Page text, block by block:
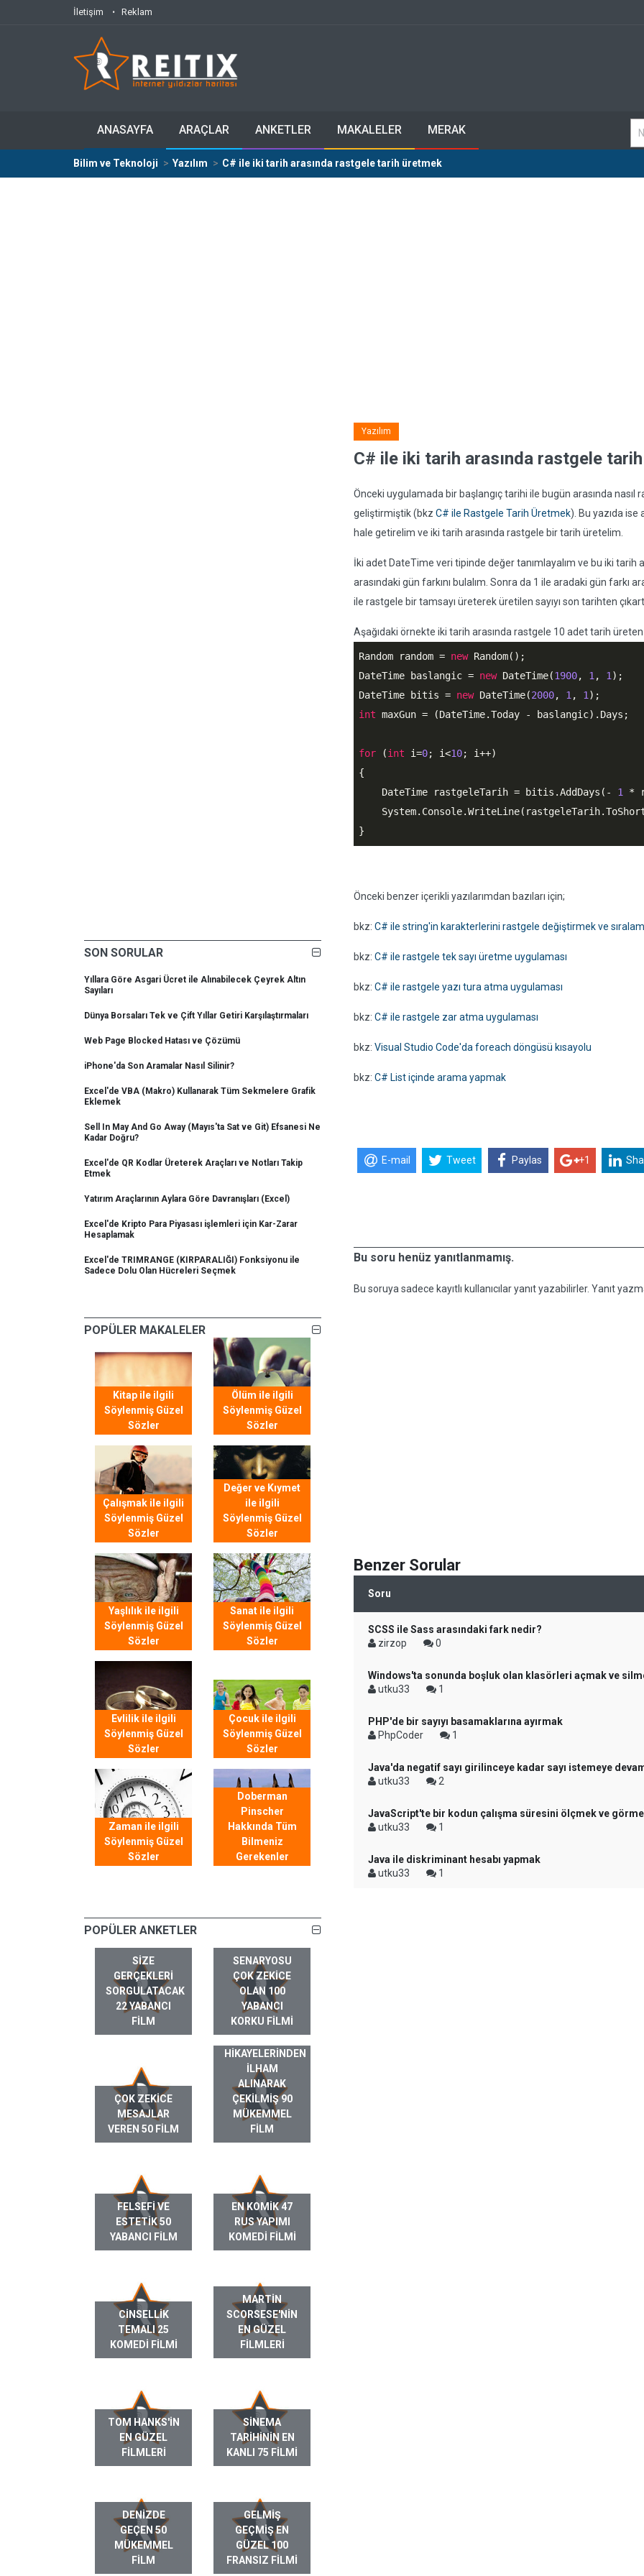
İletişim Reklam
ANASAYFA ARAÇLAR ANKETLER MAKALELER MERAK
Bilim ve Teknoloji Yazılım C# ile iki tarih arasında rastgele tarih üretmek
SON SORULAR
Yıllara Göre Asgari Ücret ile Alınabilecek Çeyrek Altın
Sayıları
Dünya Borsaları Tek ve Çift Yıllar Getiri Karşılaştırmaları
Web Page Blocked Hatası ve Çözümü
iPhone'da Son Aramalar Nasıl Silinir?
Excel'de VBA (Makro) Kullanarak Tüm Sekmelere Grafik
Eklemek
Sell In May And Go Away (Mayıs'ta Sat ve Git) Efsanesi Ne
Kadar Doğru?
Excel'de QR Kodlar Üreterek Araçları ve Notları Takip
Etmek
Yatırım Araçlarının Aylara Göre Davranışları (Excel)
Excel'de Kripto Para Piyasası işlemleri için Kar-Zarar
Hesaplamak
Excel'de TRIMRANGE (KIRPARALIĞI) Fonksiyonu ile
Sadece Dolu Olan Hücreleri Seçmek
POPÜLER MAKALELER
Kitap ile ilgili
Söylenmiş Güzel
Sözler
Ölüm ile ilgili
Söylenmiş Güzel
Sözler
Çalışmak ile ilgili
Söylenmiş Güzel
Sözler
Değer ve Kıymet
ile ilgili
Söylenmiş Güzel
Sözler
Yaşlılık ile ilgili
Söylenmiş Güzel
Sözler
Sanat ile ilgili
Söylenmiş Güzel
Sözler
Evlilik ile ilgili
Söylenmiş Güzel
Sözler
Çocuk ile ilgili
Söylenmiş Güzel
Sözler
Zaman ile ilgili
Söylenmiş Güzel
Sözler
Doberman
Pinscher
Hakkında Tüm
Bilmeniz
Gerekenler
POPÜLER ANKETLER
SIZE
GERÇEKLERI
SORGULATACAK
22 YABANCI
FILM
SENARYOSU
ÇOK ZEKICE
OLAN 100
YABANCI
KORKU FILMI
ÇOK ZEKICE
MESAJLAR
VEREN 50 FILM
GERÇEK HAYAT
HIKAYELERINDEN
ILHAM
ALINARAK
ÇEKILMIŞ 90
MÜKEMMEL
FILM
FELSEFI VE
ESTETIK 50
YABANCI FILM
EN KOMIK 47
RUS YAPIMI
KOMEDI FILMI
CINSELLIK
TEMALI 25
KOMEDI FILMI
MARTIN
SCORSESE'NIN
EN GÜZEL
FILMLERI
TOM HANKS'IN
EN GÜZEL
FILMLERI
SINEMA
TARIHININ EN
KANLI 75 FILMI
DENIZDE
GEÇEN 50
MÜKEMMEL
FILM
GELMIŞ
GEÇMIŞ EN
GÜZEL 100
FRANSIZ FILMI
Yazılım
C# ile iki tarih arasında rastgele
Önceki uygulamada bir başlangıç tarihi ile bugün arasında
geliştirmiştik (bkz C# ile Rastgele Tarih Üretmek). Bu yazıda
hale getirelim ve iki tarih arasında rastgele bir tarih üretelim.
İki adet DateTime veri tipinde değer tanımlayalım ve bu iki
arasındaki gün farkını bulalım. Sonra da 1 ile aradaki gün farkı
ile rastgele bir tamsayı üreterek üretilen sayıyı son tarihten
Aşağıdaki örnekte iki tarih arasında rastgele 10 adet tarih üreten
Random random = new Random();
DateTime baslangic = new DateTime(1900, 1 , 1 );
DateTime bitis = new DateTime(2000, 1 , 1
int maxGun = (DateTime.Today -
for (int i=0; i<10; i++)
{
    DateTime rastgeleTarih = bitis.AddDays(-
1
*
}
Önceki benzer içerikli yazılarımdan bazıları için;
bkz: C# ile string'in karakterlerini rastgele değiştirmek ve
bkz: C# ile rastgele tek sayı üretme uygulaması
bkz: C# ile rastgele yazı tura atma uygulaması
bkz: C# ile rastgele zar atma uygulaması
bkz: Visual Studio Code'da foreach döngüsü kısayolu
bkz: C# List içinde arama yapmak
E-mail Tweet Paylas +1
Bu soru henüz yanıtlanmamış.
Bu soruya sadece kayıtlı kullanıcılar yanıt yazabilirler. Yanıt
Benzer Sorular
Soru
SCSS ile Sass arasındaki fark nedir?
zirzop
0
Windows'ta sonunda boşluk olan klasörleri açmak ve
utku33
1
PHP'de bir sayıyı basamaklarına ayırmak
PhpCoder
1
Java'da negatif sayı girilinceye kadar sayı istemeye
utku33
2
JavaScript'te bir kodun çalışma süresini ölçmek ve
utku33
1
Java ile diskriminant hesabı yapmak
utku33
1